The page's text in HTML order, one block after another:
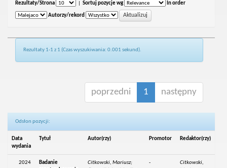
Rezultaty/Strona Sortuj pozycje wg In order
Autorzy/rekord
Rezultaty 1-1 z 1 (Czas wyszukiwania: 0.001 sekund).
poprzedni 1 następny
Odsłon pozycji:
Data
wydania
Tytuł Autor(rzy) Promotor Redaktor(rzy)
2024
Badanie
Citkowski, Mariusz;
-
Citkowski,